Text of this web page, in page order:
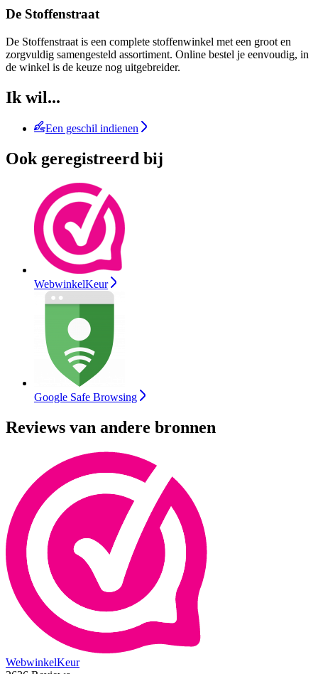
De Stoffenstraat
De Stoffenstraat is een complete stoffenwinkel met een groot en
zorgvuldig samengesteld assortiment. Online bestel je eenvoudig, in
de winkel is de keuze nog uitgebreider.
Ik wil...
Een geschil indienen
Ook geregistreerd bij
WebwinkelKeur
Google Safe Browsing
Reviews van andere bronnen
WebwinkelKeur